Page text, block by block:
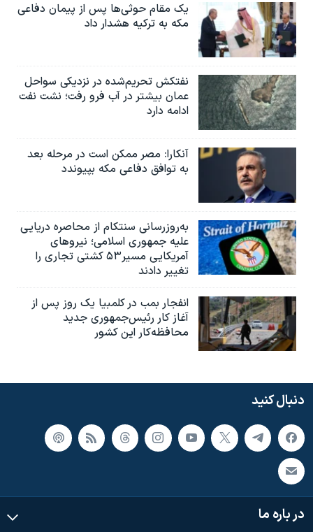
یک مقام حوثی‌ها پس از پیمان دفاعی
مکه به ترکیه هشدار داد
نفتکش تحریم‌شده در نزدیکی سواحل
عمان بیشتر در آب فرو رفت؛ نشت نفت
ادامه دارد
آنکارا: مصر ممکن است در مرحله بعد
به توافق دفاعی مکه بپیوندد
به‌روزرسانی سنتکام از محاصره دریایی
علیه جمهوری اسلامی؛ نیروهای
آمریکایی مسیر۵۳ کشتی تجاری را
تغییر دادند
انفجار بمب‌‌ در کلمبیا یک روز پس از
آغاز کار رئیس‌جمهوری جدید
محافظه‌کار این کشور
دنبال کنید
در باره ما